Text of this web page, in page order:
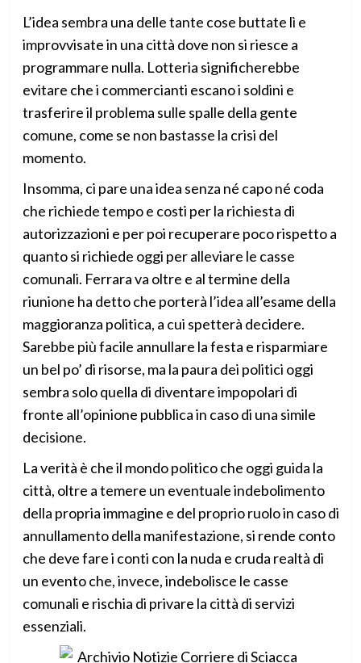
L’idea sembra una delle tante cose buttate lì e
improvvisate in una città dove non si riesce a
programmare nulla. Lotteria significherebbe
evitare che i commercianti escano i soldini e
trasferire il problema sulle spalle della gente
comune, come se non bastasse la crisi del
momento.
Insomma, ci pare una idea senza né capo né coda
che richiede tempo e costi per la richiesta di
autorizzazioni e per poi recuperare poco rispetto a
quanto si richiede oggi per alleviare le casse
comunali. Ferrara va oltre e al termine della
riunione ha detto che porterà l’idea all’esame della
maggioranza politica, a cui spetterà decidere.
Sarebbe più facile annullare la festa e risparmiare
un bel po’ di risorse, ma la paura dei politici oggi
sembra solo quella di diventare impopolari di
fronte all’opinione pubblica in caso di una simile
decisione.
La verità è che il mondo politico che oggi guida la
città, oltre a temere un eventuale indebolimento
della propria immagine e del proprio ruolo in caso di
annullamento della manifestazione, si rende conto
che deve fare i conti con la nuda e cruda realtà di
un evento che, invece, indebolisce le casse
comunali e rischia di privare la città di servizi
essenziali.